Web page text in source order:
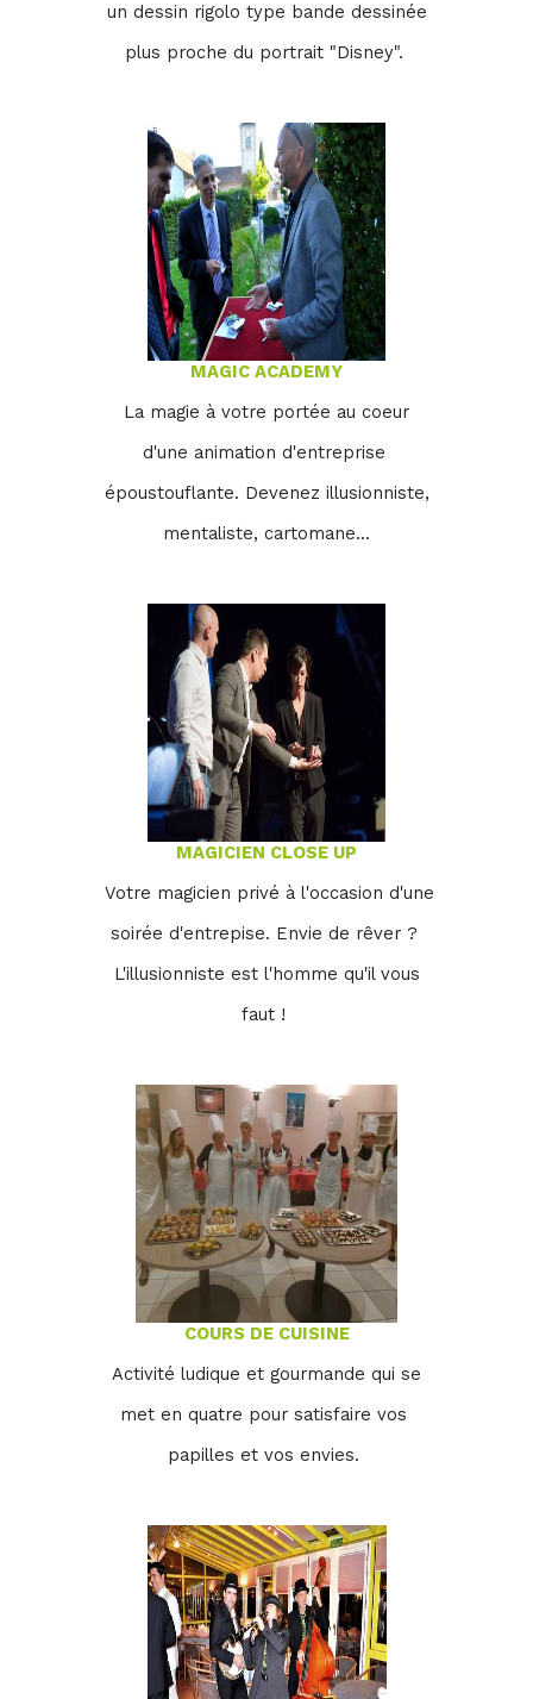
un dessin rigolo type bande dessinée
plus proche du portrait "Disney".
MAGIC ACADEMY
La magie à votre portée au coeur
d'une animation d'entreprise
époustouflante. Devenez illusionniste,
mentaliste, cartomane...
MAGICIEN CLOSE UP
Votre magicien privé à l'occasion d'une
soirée d'entrepise. Envie de rêver ?
L'illusionniste est l'homme qu'il vous
faut !
COURS DE CUISINE
Activité ludique et gourmande qui se
met en quatre pour satisfaire vos
papilles et vos envies.